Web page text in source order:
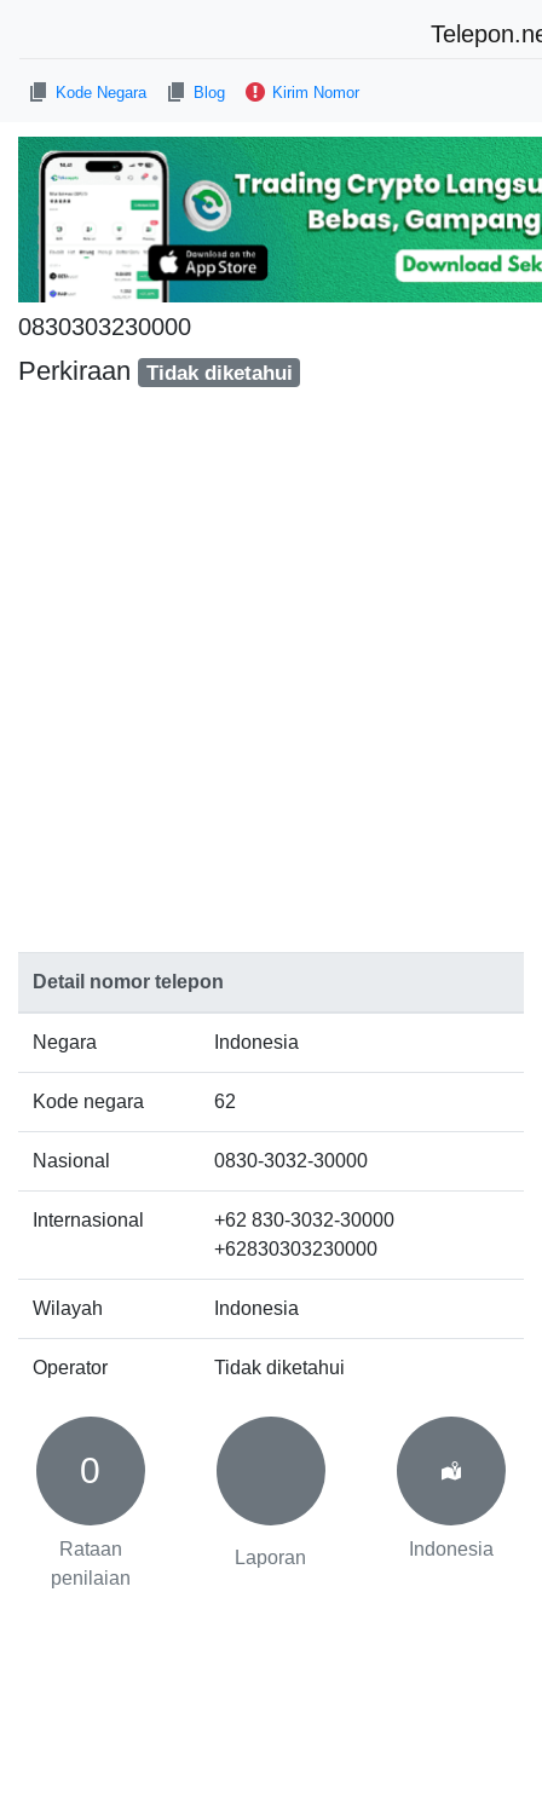
Kode Negara Blog Kirim Nomor
0830303230000
Perkiraan Tidak diketahui
Detail nomor telepon
Negara Indonesia
Kode negara 62
Nasional 0830-3032-30000
Internasional
+62 830-3032-30000
+62830303230000
Wilayah Indonesia
Operator Tidak diketahui
0
Rataan
penilaian
Laporan Indonesia